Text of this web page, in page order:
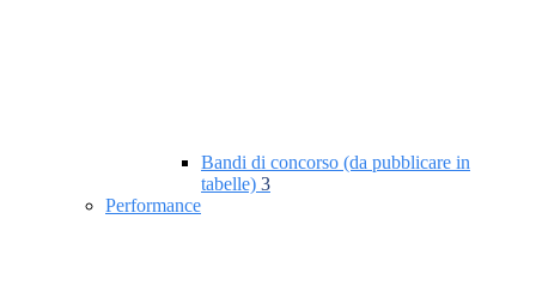
Bandi di concorso (da pubblicare in
tabelle) 3
Performance